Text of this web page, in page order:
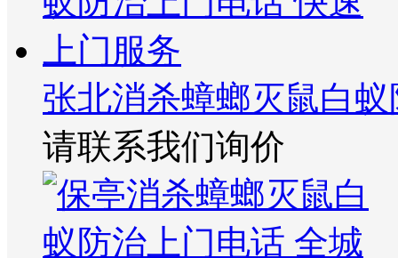
张北消杀蟑螂灭鼠白
请联系我们询价